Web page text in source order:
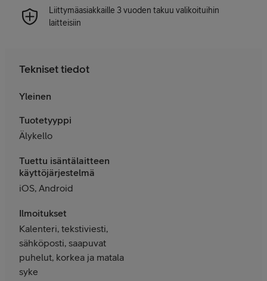
Liittymäasiakkaille 3 vuoden takuu valikoituihin
laitteisiin
Tekniset tiedot
Yleinen
Tuotetyyppi
Älykello
Tuettu isäntälaitteen
käyttöjärjestelmä
iOS, Android
Ilmoitukset
Kalenteri, tekstiviesti,
sähköposti, saapuvat
puhelut, korkea ja matala
syke